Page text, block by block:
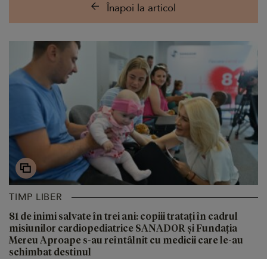
Înapoi la articol
TIMP LIBER
81 de inimi salvate în trei ani: copiii tratați în cadrul
misiunilor cardiopediatrice SANADOR și Fundația
Mereu Aproape s-au reîntâlnit cu medicii care le-au
schimbat destinul